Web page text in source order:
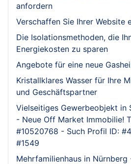
anfordern
Verschaffen Sie Ihrer Website
Die Isolationsmethoden, die
Energiekosten zu sparen
Angebote für eine neue
Kristallklares Wasser für Ihre
und Geschäftspartner
Vielseitiges Gewerbeobjekt in
- Neue Off Market Immobilie!
#10520768 - Such Profil ID:
#1549
Mehrfamilienhaus in